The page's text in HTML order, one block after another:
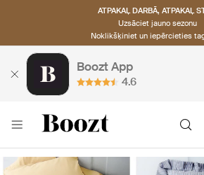
ATPAKAĻ DARBĀ, ATPAKAĻ
Uzsāciet jauno sezonu
Noklikšķiniet un iepērcieties
Boozt App
4.6